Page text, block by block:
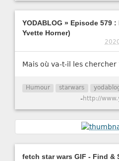
YODABLOG » Episode 579
Yvette Horner)
Mais où va-t-il les chercher
Humour starwars
-http://
fetch star wars GIF - Find &